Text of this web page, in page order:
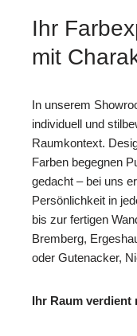
Ihr
mit
In unserem
individuell und
Raumkontext.
Farben begegnen
gedacht – bei uns
Persönlichkeit in
bis zur fertigen
Bremberg,
oder Gutenacker,
Ihr Raum verdient